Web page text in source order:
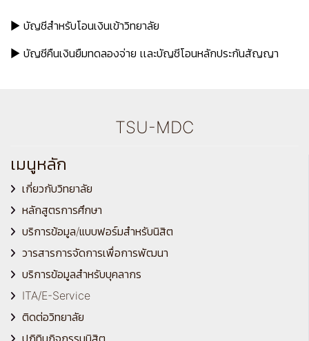
► บัญชีสำหรับโอนเงินเข้าวิทยาลัย
► บัญชีคืนเงินยืมทดลองจ่าย เเละบัญชีโอนหลักประกันสัญญา
TSU-MDC
เมนูหลัก
เกี่ยวกับวิทยาลัย
หลักสูตรการศึกษา
บริการข้อมูล/แบบฟอร์มสำหรับนิสิต
วารสารการจัดการเพื่อการพัฒนา
บริการข้อมูลสำหรับบุคลากร
ITA/E-Service
ติดต่อวิทยาลัย
ปฏิทินกิจกรรมนิสิต